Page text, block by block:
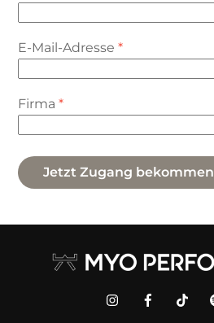
E-Mail-Adresse*
Firma*
Jetzt Zugang bekommen